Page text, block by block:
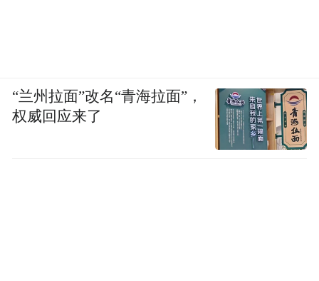
“兰州拉面”改名“青海拉面”，
权威回应来了